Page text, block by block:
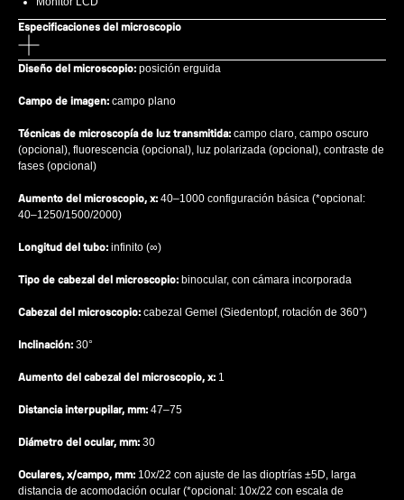
Especificaciones del microscopio
Diseño del microscopio: posición erguida
Campo de imagen: campo plano
Técnicas de microscopía de luz transmitida: campo claro, campo oscuro
(opcional), fluorescencia (opcional), luz polarizada (opcional), contraste de
fases (opcional)
Aumento del microscopio, x: 40–1000 configuración básica (*opcional:
40–1250/1500/2000)
Longitud del tubo: infinito (∞)
Tipo de cabezal del microscopio: binocular, con cámara incorporada
Cabezal del microscopio: cabezal Gemel (Siedentopf, rotación de 360°)
Inclinación: 30°
Aumento del cabezal del microscopio, x: 1
Distancia interpupilar, mm: 47–75
Diámetro del ocular, mm: 30
Oculares, x/campo, mm: 10x/22 con ajuste de las dioptrías ±5D, larga
distancia de acomodación ocular (*opcional: 10x/22 con escala de